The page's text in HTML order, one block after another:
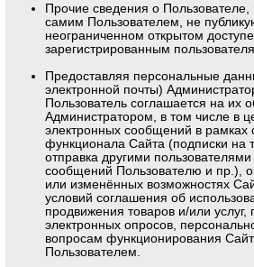
Прочие сведения о
самим Пользователем, не
неограниченном открытом
зарегистрированным
Предоставляя персональные
электронной почты)
Пользователь соглашается на их
Администратором, в том числе в
электронных сообщений в рамках
функционала Сайта (подписки на
отправка другими
сообщений Пользователю и пр.),
или изменённых возможностях
условий соглашения об
продвижения товаров и/или услуг,
электронных опросов,
вопросам функционирования
Пользователем.